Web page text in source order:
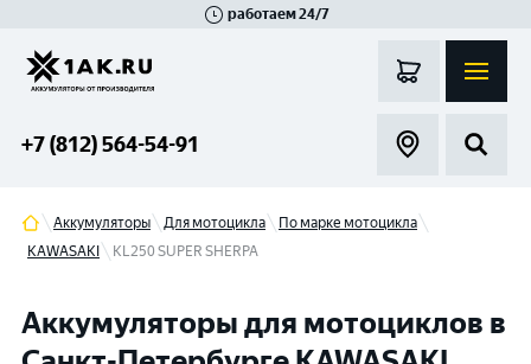
работаем 24/7
+7 (812) 564-54-91
Аккумуляторы Для мотоцикла
По марке мотоцикла
KAWASAKI
KL250 SUPER SHERPA
Аккумуляторы для мотоциклов в
Гатчина